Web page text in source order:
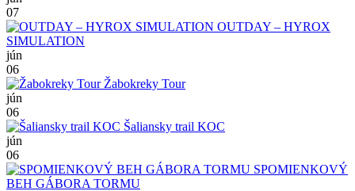
07
OUTDAY – HYROX
SIMULATION
jún
06
Žabokreky Tour
jún
06
Šaliansky trail KOC
jún
06
SPOMIENKOVÝ
BEH GÁBORA TORMU